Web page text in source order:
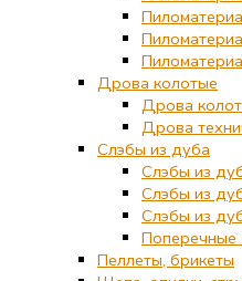
Дрова колотые
Дрова
Дрова
Слэбы из дуба
Слэбы из
Слэбы из
Слэбы из
Поперечные
Пеллеты, брикеты